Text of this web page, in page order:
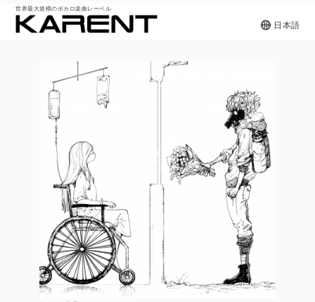
世界最大規模のボカロ楽曲レーベル
日本語